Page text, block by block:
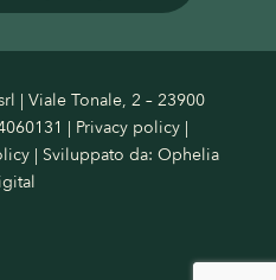
| Viale Tonale, 2 – 23900
| Privacy policy |
| Sviluppato da:Ophelia